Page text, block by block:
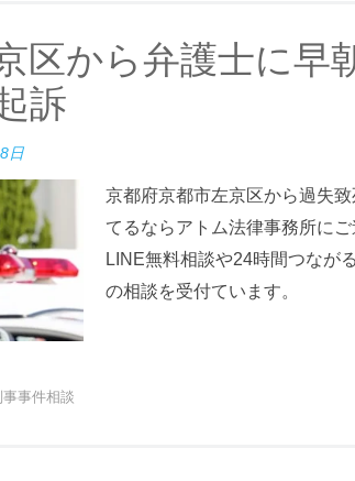
区から弁護士に早
訴
日
京都府京都市左京区から過失
てるならアトム法律事務所に
LINE無料相談や24時間つなが
の相談を受付ています。
事事件相談